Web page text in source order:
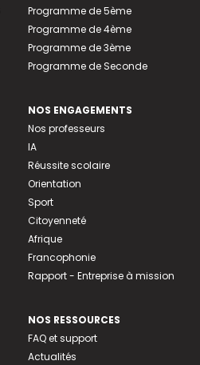
Programme de 5ème
Programme de 4ème
Programme de 3ème
Programme de Seconde
NOS ENGAGEMENTS
Nos professeurs
IA
Réussite scolaire
Orientation
Sport
Citoyenneté
Afrique
Francophonie
Rapport - Entreprise à mission
NOS RESSOURCES
FAQ et support
Actualités